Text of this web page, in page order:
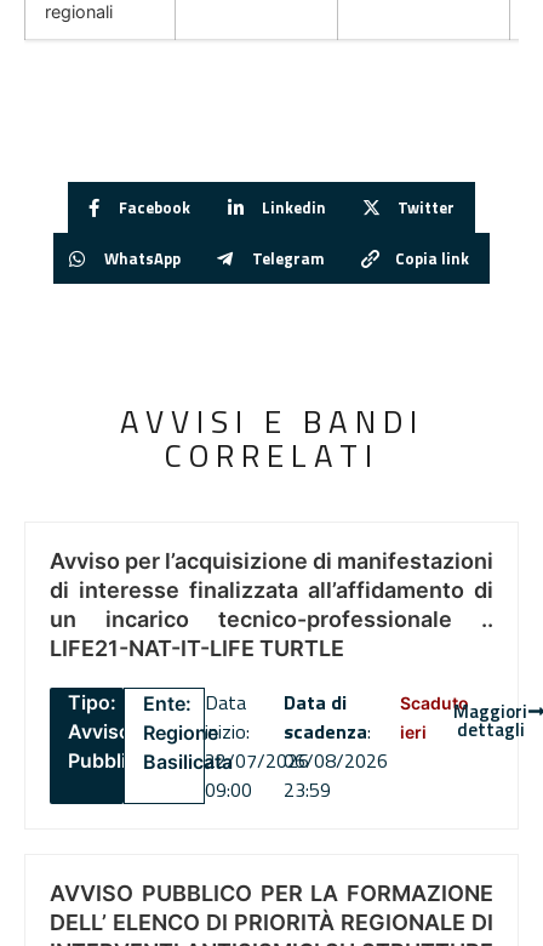
regionali
Facebook Linkedin Twitter
WhatsApp Telegram Copia link
AVVISI E BANDI
CORRELATI
Avviso per l’acquisizione di manifestazioni
di interesse finalizzata all’affidamento di
un incarico tecnico-professionale ..
LIFE21-NAT-IT-LIFE TURTLE
Tipo:
Avviso
Pubblico
Ente:
Regione
Basilicata
Data
inizio:
22/07/2026
09:00
Data di
scadenza:
06/08/2026
23:59
Scaduto
ieri
Maggiori
dettagli
AVVISO PUBBLICO PER LA FORMAZIONE
DELL’ ELENCO DI PRIORITÀ REGIONALE DI